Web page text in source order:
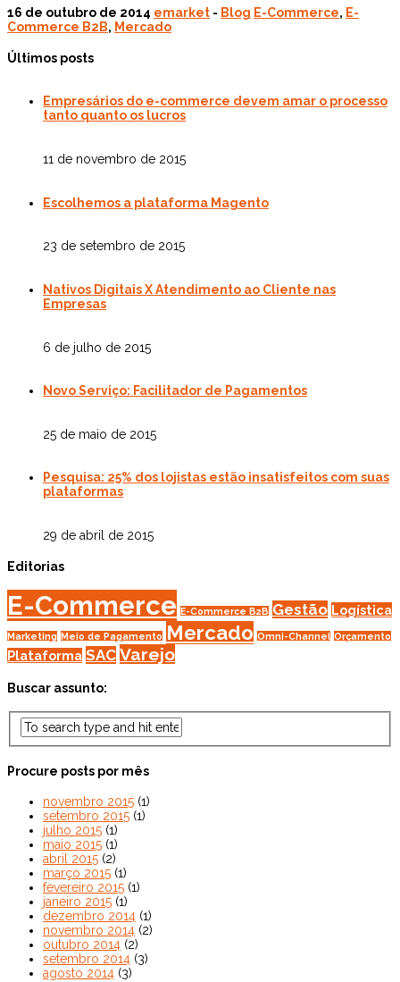
16 de outubro de 2014 emarket - Blog E-Commerce, E-
Commerce B2B, Mercado
Últimos posts
Empresários do e-commerce devem amar o processo
tanto quanto os lucros
11 de novembro de 2015
Escolhemos a plataforma Magento
23 de setembro de 2015
Nativos Digitais X Atendimento ao Cliente nas
Empresas
6 de julho de 2015
Novo Serviço: Facilitador de Pagamentos
25 de maio de 2015
Pesquisa: 25% dos lojistas estão insatisfeitos com suas
plataformas
29 de abril de 2015
Editorias
E-Commerce E-Commerce B2B Gestão Logística
Marketing Meio de Pagamento Mercado Omni-Channel Orçamento
Plataforma SAC Varejo
Buscar assunto:
Procure posts por mês
novembro 2015 (1)
setembro 2015 (1)
julho 2015 (1)
maio 2015 (1)
abril 2015 (2)
março 2015 (1)
fevereiro 2015 (1)
janeiro 2015 (1)
dezembro 2014 (1)
novembro 2014 (2)
outubro 2014 (2)
setembro 2014 (3)
agosto 2014 (3)